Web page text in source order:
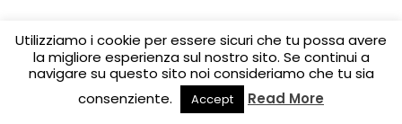
Utilizziamo i cookie per essere sicuri che tu possa avere
la migliore esperienza sul nostro sito. Se continui a
navigare su questo sito noi consideriamo che tu sia
consenziente.
Accept Read More